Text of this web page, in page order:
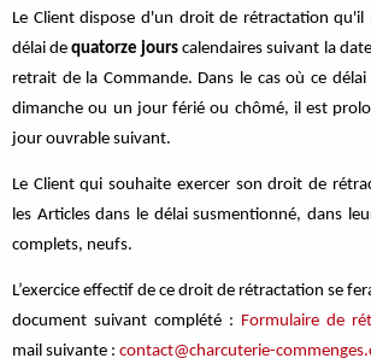
Le Client dispose d'un droit de rétractation qu'il
délai dequatorze jours calendaires suivant la
retrait de la Commande. Dans le cas où ce
dimanche ou un jour férié ou chômé, il est
jour ouvrable suivant.
Le Client qui souhaite exercer son droit de
les Articles dans le délai susmentionné, dans
complets, neufs.
L’exercice effectif de ce droit de rétractation se
document suivant complété : Formulaire de
mail suivante : contact@charcuterie-